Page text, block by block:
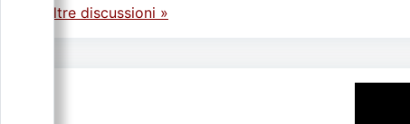
Altre discussioni »